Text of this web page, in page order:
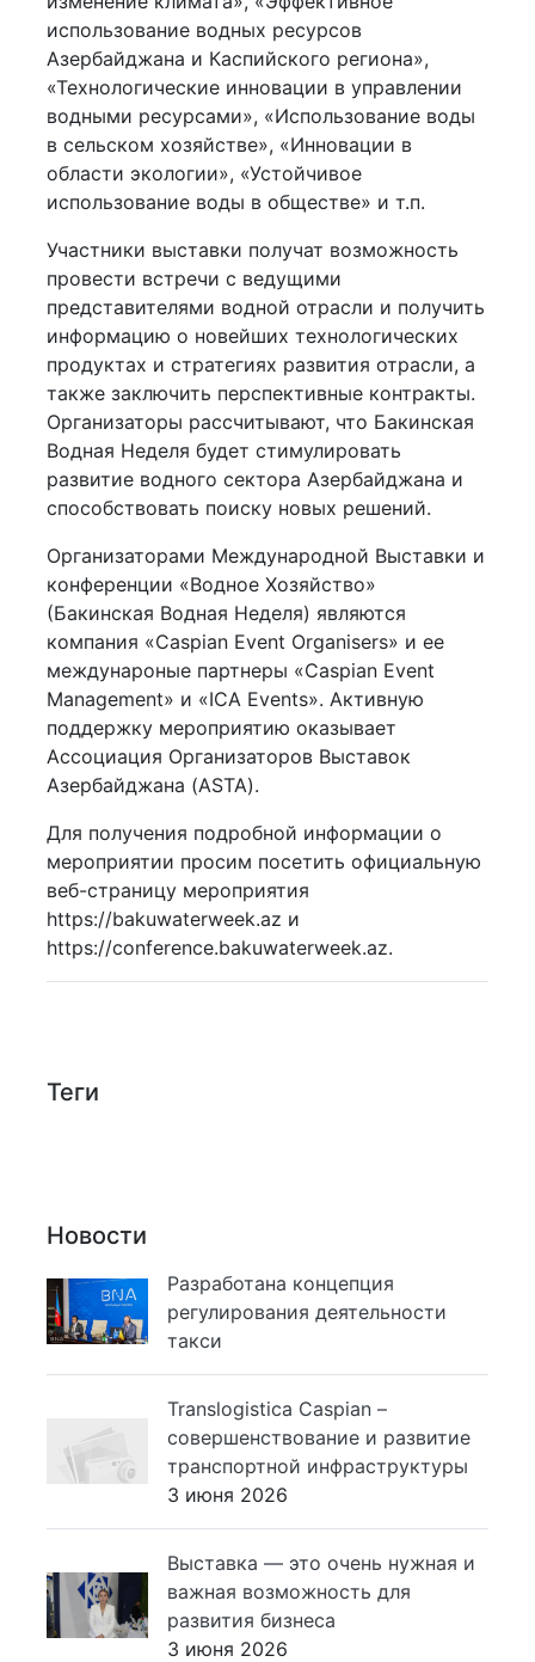
использование водных ресурсов
Азербайджана и Каспийского региона»,
«Технологические инновации в управлении
водными ресурсами», «Использование воды
в сельском хозяйстве», «Инновации в
области экологии», «Устойчивое
использование воды в обществе» и т.п.
Участники выставки получат возможность
провести встречи с ведущими
представителями водной отрасли и получить
информацию о новейших технологических
продуктах и стратегиях развития отрасли, а
также заключить перспективные контракты.
Организаторы рассчитывают, что Бакинская
Водная Неделя будет стимулировать
развитие водного сектора Азербайджана и
способствовать поиску новых решений.
Организаторами Международной Выставки и
конференции «Водное Хозяйство»
(Бакинская Водная Неделя) являются
компания «Caspian Event Organisers» и ее
междунароные партнеры «Caspian Event
Management» и «ICA Events». Активную
поддержку мероприятию оказывает
Ассоциация Организаторов Выставок
Азербайджана (ASTA).
Для получения подробной информации о
мероприятии просим посетить официальную
веб-страницу мероприятия
https://bakuwaterweek.az и
https://conference.bakuwaterweek.az.
Теги
Новости
Разработана концепция
регулирования деятельности
такси
Translogistica Caspian –
совершенствование и развитие
транспортной инфраструктуры
3 июня 2026
Выставка — это очень нужная и
важная возможность для
развития бизнеса
3 июня 2026